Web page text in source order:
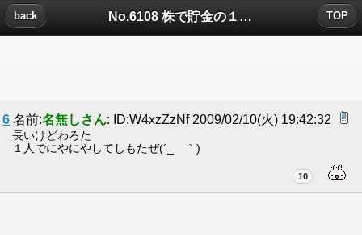
No.6108 株で貯金の１００万を２０万にしたいんだがについたコメント
back TOP
6 名前:名無しさん: ID:W4xzZzNf 2009/02/10(火) 19:42:32
長いけどわろた
１人でにやにやしてしもたぜ(´_ゝ｀)
10